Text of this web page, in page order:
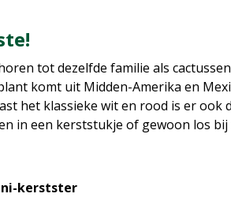
tot dezelfde familie als
plant komt uit Midden-Amerika en
het klassieke wit en rood is er
in een kerststukje of gewoon los
kerstster